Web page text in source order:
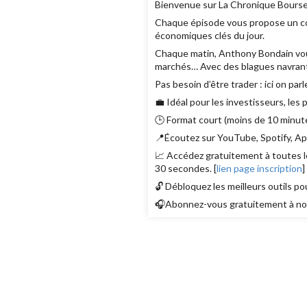
Bienvenue sur La Chronique
Chaque épisode vous propose un
économiques clés du jour.
Chaque matin, Anthony Bondain
marchés… Avec des blagues
Pas besoin d’être trader : ici on
💼 Idéal pour les investisseurs, les
🕒 Format court (moins de 10
📍Écoutez sur YouTube, Spotify,
📈 Accédez gratuitement à toutes
30 secondes. [lien page inscription]
🔓 Débloquez les meilleurs outils
🎧Abonnez-vous gratuitement à